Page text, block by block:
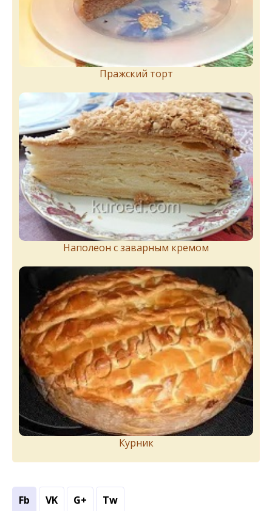
Пражский торт
Наполеон с заварным кремом
Курник
Fb VK G+ Tw